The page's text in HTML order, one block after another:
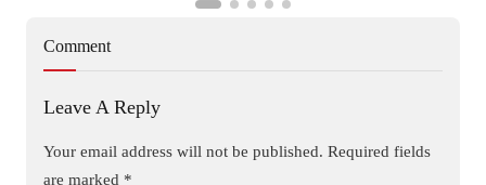
Comment
Leave A Reply
Your email address will not be published. Required fields
are marked *